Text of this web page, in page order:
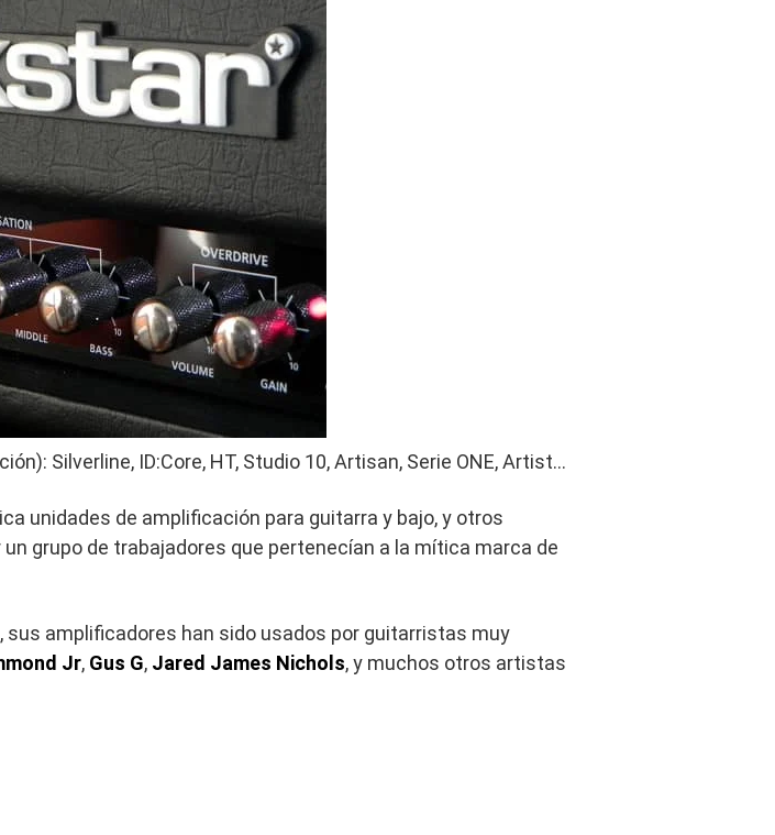
Silverline, ID:Core, HT, Studio 10, Artisan, Serie ONE, Artist…
unidades de amplificación para guitarra y bajo, y otros
un grupo de trabajadores que pertenecían a la mítica marca de
amplificadores han sido usados por guitarristas muy
Jr, Gus G, Jared James Nichols, y muchos otros artistas